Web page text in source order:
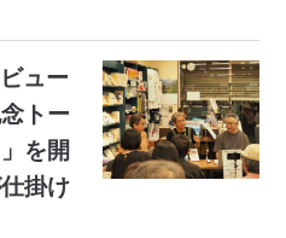
ュー
トー
を開
掛け